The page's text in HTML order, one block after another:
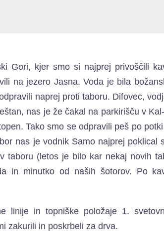
Gori, kjer smo si najprej privoščili
na jezero Jasna. Voda je bila
naprej proti taboru. Difovec,
nas je že čakal na parkirišču v
Tako smo se odpravili peš po
nas je vodnik Samo najprej poklical
taboru (letos je bilo kar nekaj novih
in minutko od naših šotorov. Po
linije in topniške položaje 1.
zakurili in poskrbeli za drva.